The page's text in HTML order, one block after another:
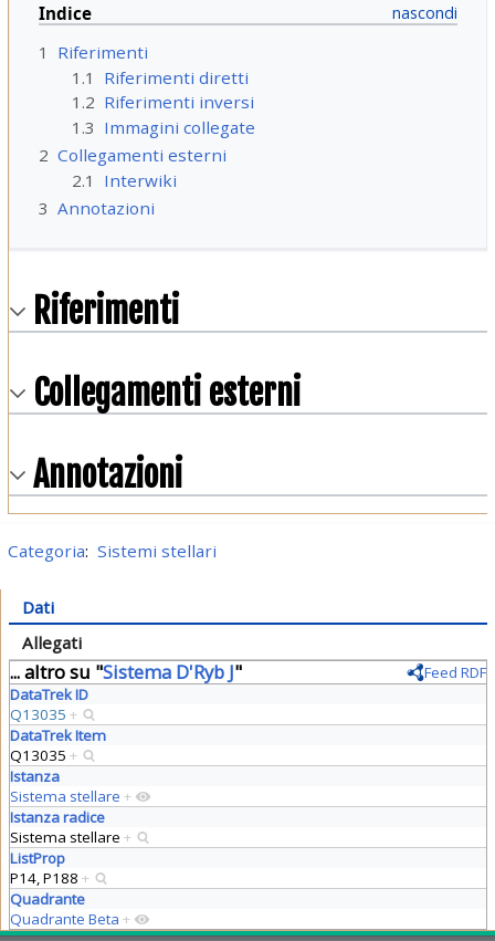
Indice
1
Riferimenti
1.1
Riferimenti diretti
1.2 Riferimenti inversi
1.3 Immagini collegate
2 Collegamenti esterni
2.1
Interwiki
3 Annotazioni
Riferimenti
Collegamenti esterni
Annotazioni
Categoria: Sistemi stellari
Dati
Allegati
... altro su "Sistema D'Ryb J"
Feed RDF
DataTrek ID
Q13035 +
DataTrek Item
Q13035 +
Istanza
Sistema stellare +
Istanza radice
Sistema stellare +
ListProp
P14, P188 +
Quadrante
Quadrante Beta +